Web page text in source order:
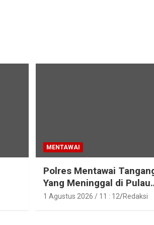
MENTAWAI
Polres Mentawai
Yang Meninggal di Pulau
Karamajat, Sibaday
1 Agustus 2026 / 11 : 12 Redaksi